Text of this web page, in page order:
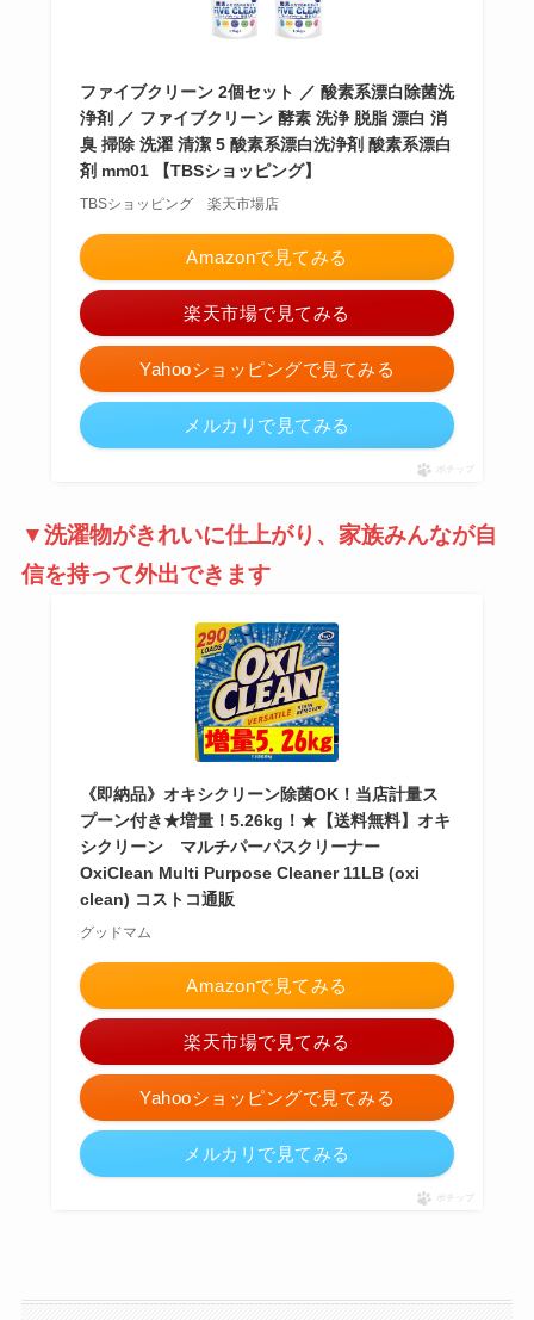
ファイブクリーン 2個セット ／ 酸素系漂白除菌洗
浄剤 ／ ファイブクリーン 酵素 洗浄 脱脂 漂白 消
臭 掃除 洗濯 清潔 5 酸素系漂白洗浄剤 酸素系漂白
剤 mm01 【TBSショッピング】
TBSショッピング 楽天市場店
Amazonで見てみる
楽天市場で見てみる
Yahooショッピングで見てみる
メルカリで見てみる
ポチップ
▼洗濯物がきれいに仕上がり、家族みんなが自
信を持って外出できます
《即納品》オキシクリーン除菌OK！当店計量ス
プーン付き★増量！5.26kg！★【送料無料】オキ
シクリーン マルチパーパスクリーナー
OxiClean Multi Purpose Cleaner 11LB (oxi
clean) コストコ通販
グッドマム
Amazonで見てみる
楽天市場で見てみる
Yahooショッピングで見てみる
メルカリで見てみる
ポチップ